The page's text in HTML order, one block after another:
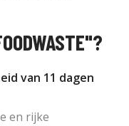
van 11 dagen
en rijke